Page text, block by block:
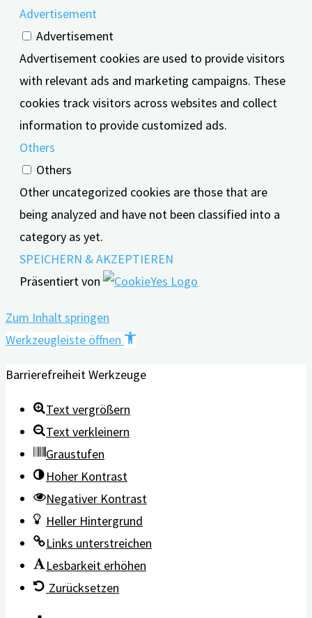
Advertisement
Advertisement
Advertisement cookies are used to provide visitors
with relevant ads and marketing campaigns. These
cookies track visitors across websites and collect
information to provide customized ads.
Others
Others
Other uncategorized cookies are those that are
being analyzed and have not been classified into a
category as yet.
SPEICHERN & AKZEPTIEREN
Präsentiert von
Zum Inhalt springen
Werkzeugleiste öffnen
Barrierefreiheit Werkzeuge
Text vergrößern
Text verkleinern
Graustufen
Hoher Kontrast
Negativer Kontrast
Heller Hintergrund
Links unterstreichen
Lesbarkeit erhöhen
Zurücksetzen